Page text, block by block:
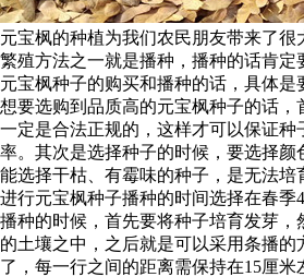
元宝枫的种植为我们农民朋友带来了
繁殖方法之一就是播种，播种的话肯定
元宝枫种子的购买和播种的话，具体是
想要选购到品质高的元宝枫种子的话，
一定是合法正规的，这样才可以保证种
率。其次是选择种子的时候，要选择颜
能选择干枯、有霉味的种子，是无法培
进行元宝枫种子播种的时间选择在春季
播种的时候，首先要将种子培育发芽，
的土壤之中，之后就是可以采用条播的
了，每一行之间的距离需保持在15厘米